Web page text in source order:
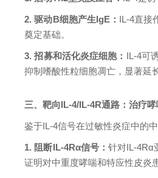
2. 驱动B细胞产生IgE： IL-4直接
奠定基础。
3. 招募和活化炎症细胞： IL-4可
抑制嗜酸性粒细胞凋亡，显著延
三、靶向IL-4/IL-4R通路：治疗
鉴于IL-4信号在过敏性炎症中的
1. 阻断IL-4Rα信号： 针对IL-4Rα
证明对中重度哮喘和特应性皮炎